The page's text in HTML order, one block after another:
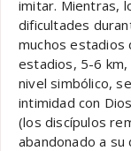
imitar. Mientras,
dificultades
muchos estadios
estadios, 5-6 km,
nivel simbólico,
intimidad con
(los discípulos
abandonado a su